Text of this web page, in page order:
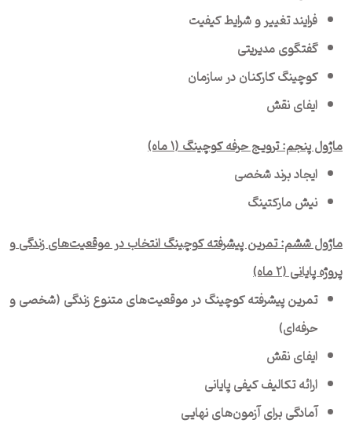
فرایند تغییر و شرایط کیفیت
گفتگوی مدیریتی
کوچینگ کارکنان در سازمان
ایفای نقش
ماژول پنجم: ترویج حرفه کوچینگ (۱ ماه)
ایجاد برند شخصی
نیش مارکتینگ
ماژول ششم: تمرین پیشرفته کوچینگ انتخاب در موقعیت‌های زندگی و
پروژه پایانی (۲ ماه)
تمرین پیشرفته کوچینگ در موقعیت‌های متنوع زندگی (شخصی و
حرفه‌ای)
ایفای نقش
ارائه تکالیف کیفی پایانی
آمادگی برای آزمون‌های نهایی